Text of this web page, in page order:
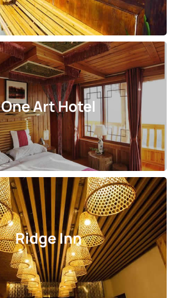
One Art Hotel
Ridge Inn